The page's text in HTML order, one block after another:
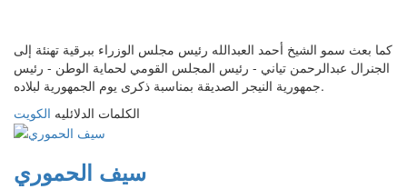
كما بعث سمو الشيخ أحمد العبدالله رئيس مجلس الوزراء ببرقية تهنئة إلى
الجنرال عبدالرحمن تياني - رئيس المجلس القومي لحماية الوطن - رئيس
جمهورية النيجر الصديقة بمناسبة ذكرى يوم الجمهورية لبلاده.
الكلمات الدلائليه الكويت
سيف الحموري